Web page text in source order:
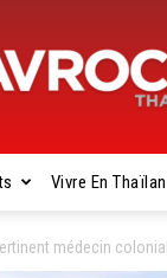
Gavroche
Vivre En
médecin colonial.